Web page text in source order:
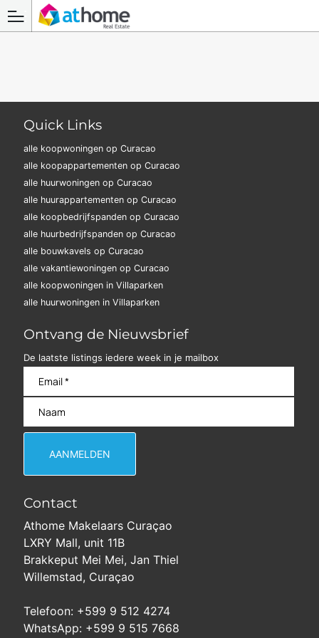
Quick Links
alle koopwoningen op Curacao
alle koopappartementen op Curacao
alle huurwoningen op Curacao
alle huurappartementen op Curacao
alle koopbedrijfspanden op Curacao
alle huurbedrijfspanden op Curacao
alle bouwkavels op Curacao
alle vakantiewoningen op Curacao
alle koopwoningen in Villaparken
alle huurwoningen in Villaparken
Ontvang de Nieuwsbrief
De laatste listings iedere week in je mailbox
Contact
Athome Makelaars Curaçao
LXRY Mall, unit 11B
Brakkeput Mei Mei, Jan Thiel
Willemstad, Curaçao
Telefoon: +599 9 512 4274
WhatsApp: +599 9 515 7668